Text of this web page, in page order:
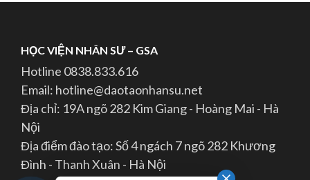
HỌC VIỆN NHÂN SƯ – GSA
Hotline 0838.833.616
Email: hotline@daotaonhansu.net
Địa chỉ: 19A ngõ 282 Kim Giang - Hoàng Mai - Hà
Nội
Địa điểm đào tạo: Số 4 ngách 7 ngõ 282 Khương
Đình - Thanh Xuân - Hà Nội